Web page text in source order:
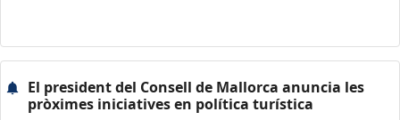
El president del Consell de Mallorca anuncia les
pròximes iniciatives en política turística